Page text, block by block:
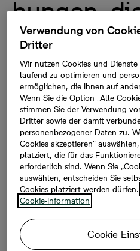
hungen,
12.07.2022, 10:00
Wohnstudie „Happy Quest
Umfrage mit mehr als
wünschen sich
Atmosphäre // Je mehr
Verwendung von
Dritter
Wir nutzen Cookies und
laufend zu optimieren und
ermöglichen, die Ihnen auf
Wenn Sie die Option „Alle
stimmen Sie der Verwendung
Dritter sowie der damit
personenbezogener Daten zu.
Cookies akzeptieren“
platziert, die für das
erforderlich sind. Wenn Sie
auswählen, entscheiden Sie
Cookies platziert werden dürfen.
Cookie-Information
Cookie-